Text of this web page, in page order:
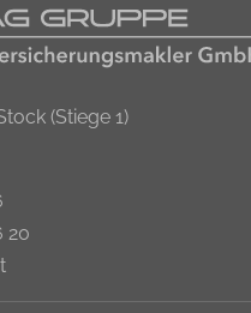
(Stiege 1)
20